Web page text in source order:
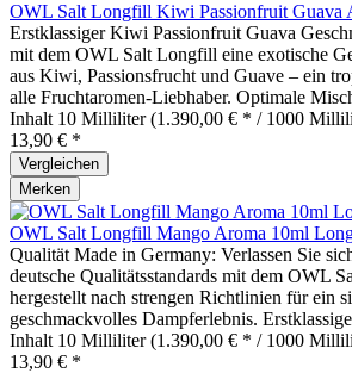
OWL Salt Longfill Kiwi Passionfruit Guava
Erstklassiger Kiwi Passionfruit Guava
mit dem OWL Salt Longfill eine exotische
aus Kiwi, Passionsfrucht und Guave – ein
alle Fruchtaromen-Liebhaber. Optimale
Inhalt 10 Milliliter(1.390,00 € * / 1000
13,90 € *
Vergleichen
Merken
OWL Salt Longfill Mango Aroma 10ml
Qualität Made in Germany: Verlassen Sie
deutsche Qualitätsstandards mit dem OWL
hergestellt nach strengen Richtlinien für ein
geschmackvolles Dampferlebnis.
Inhalt 10 Milliliter(1.390,00 € * / 1000
13,90 € *